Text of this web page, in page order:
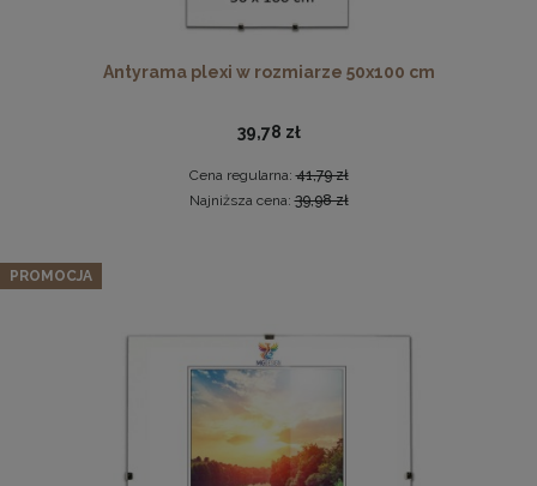
Zdobiona ornamentowa rama na obrazy o wymiarach
50x70 cm w kolorze złotym MAKÓWKA
Zestaw 10 szt. ramek na zdjęcia 15 x 20 cm szarych, z
96,42 zł
Cena regularna:
Najniższa cena:
DO KOSZYKA
Antyrama plexi w rozmiarze 50x100 cm
39,78 zł
Cena regularna:41,79 zł
Najniższa cena:39,98 zł
PROMOCJA